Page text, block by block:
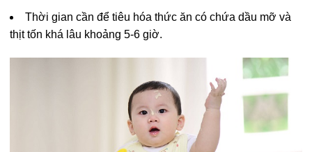
Thời gian cần để tiêu hóa thức ăn có chứa dầu mỡ và
thịt tốn khá lâu khoảng 5-6 giờ.